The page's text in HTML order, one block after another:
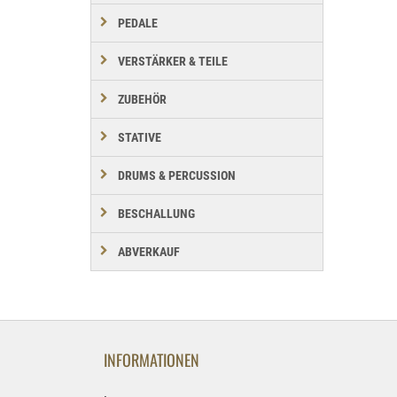
PEDALE
VERSTÄRKER & TEILE
ZUBEHÖR
STATIVE
DRUMS & PERCUSSION
BESCHALLUNG
ABVERKAUF
INFORMATIONEN